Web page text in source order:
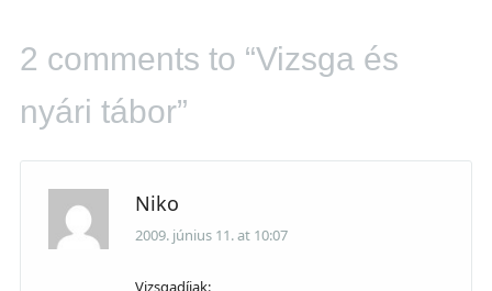
2 comments to “Vizsga és
nyári tábor”
Niko
2009. június 11. at 10:07
Vizsgadíjak: